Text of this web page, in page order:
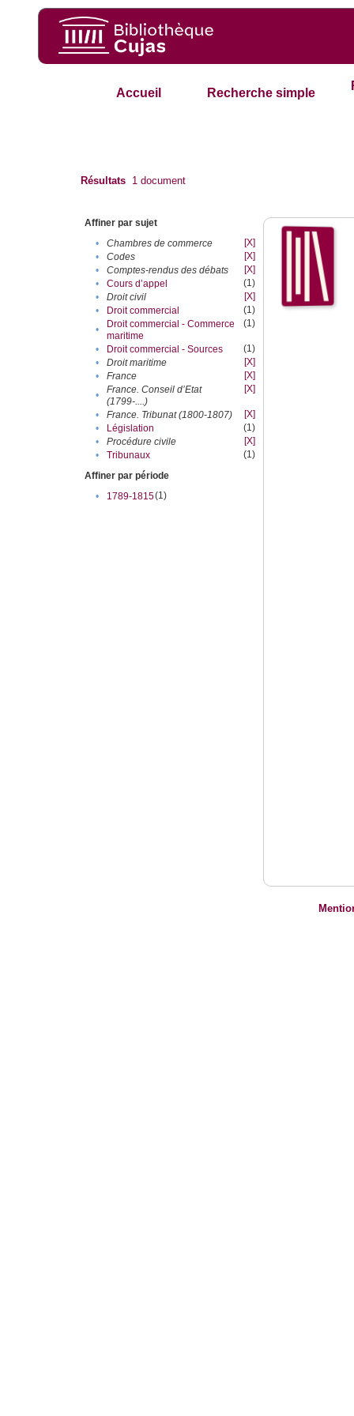
Accueil Recherche simple
Résultats 1 document
Affiner par sujet
•
Chambres de commerce
[X]
•
Codes
[X]
•
Comptes-rendus des débats
[X]
•
Cours d’appel
(1)
•
Droit civil
[X]
•
Droit commercial
(1)
•
Droit commercial - Commerce
maritime
(1)
• Droit commercial - Sources
(1)
•
Droit maritime
[X]
•
France
[X]
•
France. Conseil d’Etat
(1799-....)
[X]
• France. Tribunat (1800-1807)
[X]
•
Législation
(1)
•
Procédure civile
[X]
•
Tribunaux
(1)
Affiner par période
•
1789-1815(1)